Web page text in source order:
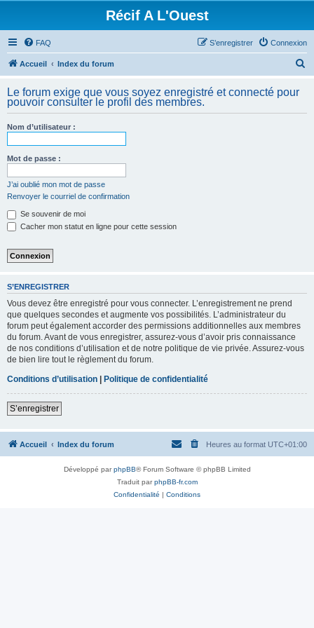
Récif A L'Ouest
FAQ Connexion
S’enregistrer
Accueil Index du forum
h
Le forum exige que vous soyez enregistré et connecté pour
pouvoir consulter le profil des membres.
Nom d’utilisateur :
Mot de passe :
J’ai oublié mon mot de passe
Renvoyer le courriel de confirmation
Se souvenir de moi
Cacher mon statut en ligne pour cette session
S’ENREGISTRER
Vous devez être enregistré pour vous connecter. L’enregistrement ne prend
que quelques secondes et augmente vos possibilités. L’administrateur du
forum peut également accorder des permissions additionnelles aux membres
du forum. Avant de vous enregistrer, assurez-vous d’avoir pris connaissance
de nos conditions d’utilisation et de notre politique de vie privée. Assurez-vous
de bien lire tout le règlement du forum.
Conditions d’utilisation | Politique de confidentialité
S’enregistrer
Accueil Index du forum Heures au format UTC+01:00
Développé parphpBB® Forum Software © phpBB Limited
Traduit parphpBB-fr.com
Confidentialité | Conditions